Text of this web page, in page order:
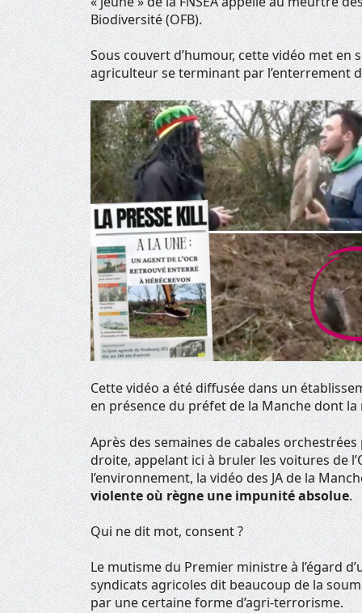
Biodiversité (OFB).
Sous couvert d’humour, cette vidéo met en
agriculteur se terminant par l’enterrement
Cette vidéo a été diffusée dans un
en présence du préfet de la Manche dont
Après des semaines de cabales
droite, appelant ici à bruler les voitures de
l’environnement, la vidéo des JA de la
violente où règne une impunité absolue.
Qui ne dit mot, consent ?
Le mutisme du Premier ministre à l’égard
syndicats agricoles dit beaucoup de la
par une certaine forme d’agri-terrorisme.